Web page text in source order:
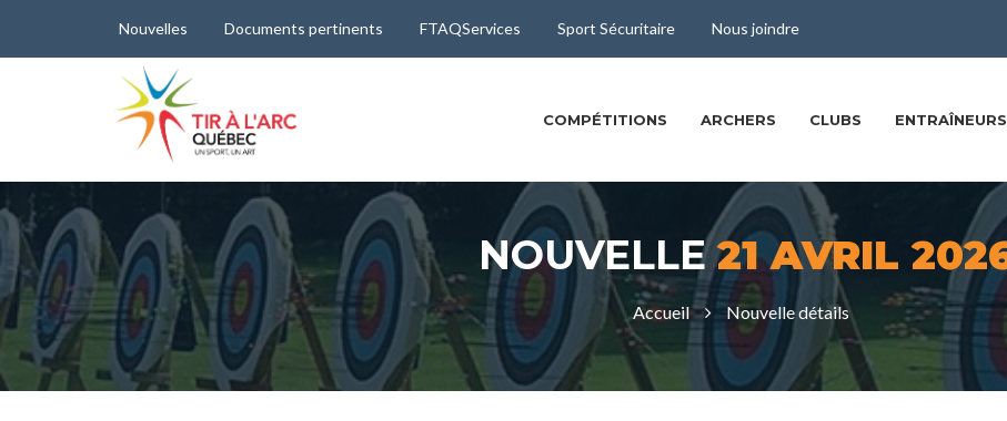
Nouvelles Documents pertinents FTAQServices Sport Sécuritaire Nous joindre
COMPÉTITIONS ARCHERS CLUBS
NOUVELLE21 AVRIL
Accueil Nouvelle détails